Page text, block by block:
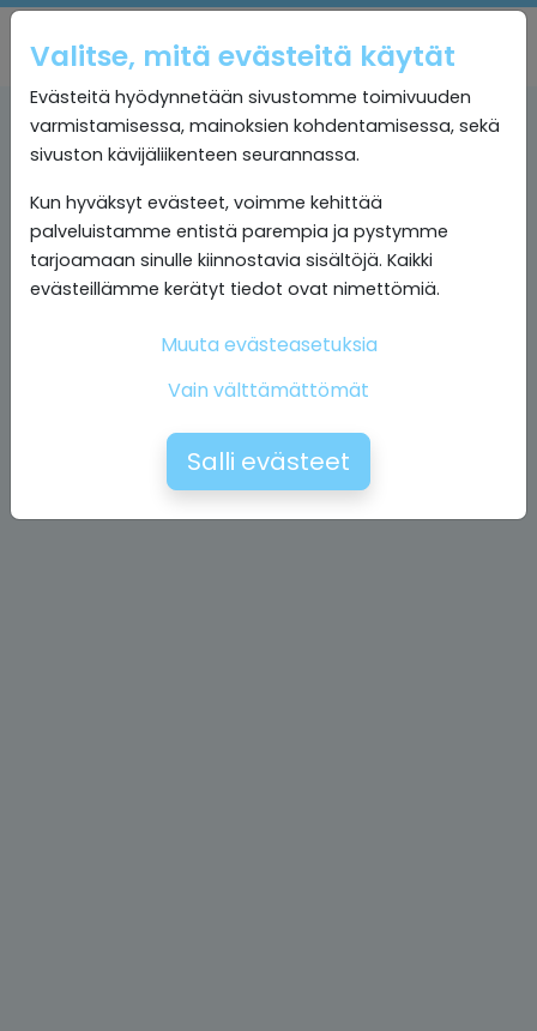
Valitse, mitä evästeitä käytät
Evästeitä hyödynnetään sivustomme toimivuuden
varmistamisessa, mainoksien kohdentamisessa, sekä
sivuston kävijäliikenteen seurannassa.
Kun hyväksyt evästeet, voimme kehittää
palveluistamme entistä parempia ja pystymme
tarjoamaan sinulle kiinnostavia sisältöjä. Kaikki
evästeillämme kerätyt tiedot ovat nimettömiä.
Muuta evästeasetuksia
Vain välttämättömät
Salli evästeet